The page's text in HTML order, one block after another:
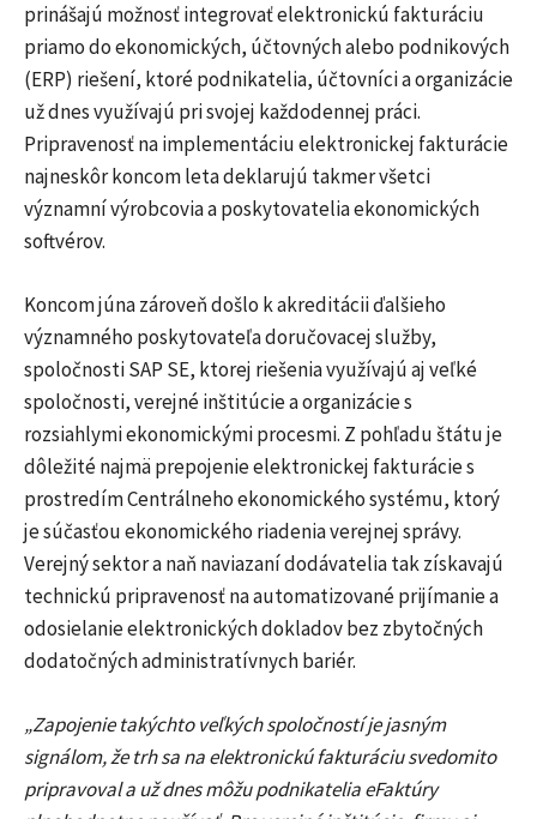
prinášajú možnosť integrovať elektronickú fakturáciu
priamo do ekonomických, účtovných alebo podnikových
(ERP) riešení, ktoré podnikatelia, účtovníci a organizácie
už dnes využívajú pri svojej každodennej práci.
Pripravenosť na implementáciu elektronickej fakturácie
najneskôr koncom leta deklarujú takmer všetci
významní výrobcovia a poskytovatelia ekonomických
softvérov.
Koncom júna zároveň došlo k akreditácii ďalšieho
významného poskytovateľa doručovacej služby,
spoločnosti SAP SE, ktorej riešenia využívajú aj veľké
spoločnosti, verejné inštitúcie a organizácie s
rozsiahlymi ekonomickými procesmi. Z pohľadu štátu je
dôležité najmä prepojenie elektronickej fakturácie s
prostredím Centrálneho ekonomického systému, ktorý
je súčasťou ekonomického riadenia verejnej správy.
Verejný sektor a naň naviazaní dodávatelia tak získavajú
technickú pripravenosť na automatizované prijímanie a
odosielanie elektronických dokladov bez zbytočných
dodatočných administratívnych bariér.
„Zapojenie takýchto veľkých spoločností je jasným
signálom, že trh sa na elektronickú fakturáciu svedomito
pripravoval a už dnes môžu podnikatelia eFaktúry